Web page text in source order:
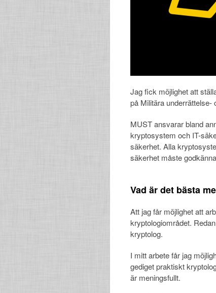
Jag fick möjlighet att
på Militära
MUST ansvarar bland
kryptosystem och IT-
säkerhet. Alla
säkerhet måste
Vad är det bästa
Att jag får möjlighet att
kryptologiområdet.
kryptolog.
I mitt arbete får jag
gediget praktiskt
är meningsfullt.